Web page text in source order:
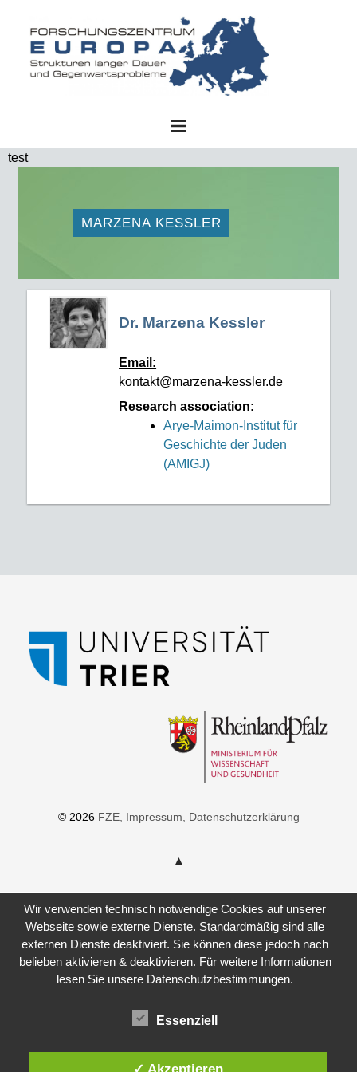
test
MARZENA KESSLER
Dr. Marzena Kessler
Email:
kontakt@marzena-kessler.de
Research association:
Arye-Maimon-Institut für
Geschichte der Juden
(AMIGJ)
© 2026 FZE, Impressum, Datenschutzerklärung
Wir verwenden technisch notwendige Cookies auf unserer
Webseite sowie externe Dienste. Standardmäßig sind alle
externen Dienste deaktiviert. Sie können diese jedoch nach
belieben aktivieren & deaktivieren. Für weitere Informationen
lesen Sie unsere Datenschutzbestimmungen.
Essenziell
✓ Akzeptieren